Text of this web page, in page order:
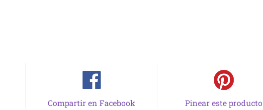
Compartir en Facebook Pinear este producto